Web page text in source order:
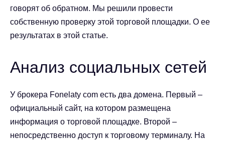
говорят об обратном. Мы решили провести
собственную проверку этой торговой площадки. О ее
результатах в этой статье.
Анализ социальных сетей
У брокера Fonelaty com есть два домена. Первый –
официальный сайт, на котором размещена
информация о торговой площадке. Второй –
непосредственно доступ к торговому терминалу. На